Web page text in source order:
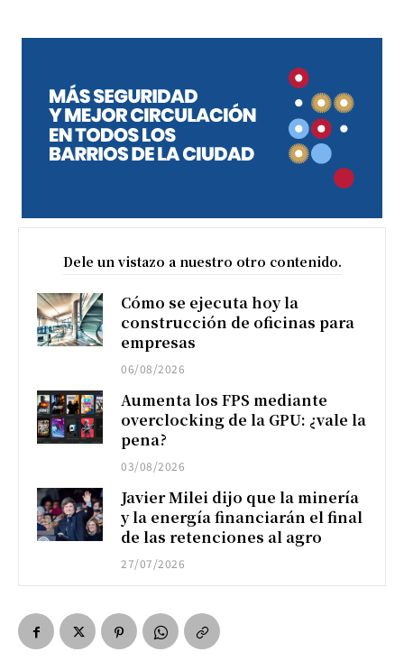
Dele un vistazo a nuestro otro contenido.
Cómo se ejecuta hoy la
construcción de oficinas para
empresas
06/08/2026
Aumenta los FPS mediante
overclocking de la GPU: ¿vale la
pena?
03/08/2026
Javier Milei dijo que la minería
y la energía financiarán el final
de las retenciones al agro
27/07/2026